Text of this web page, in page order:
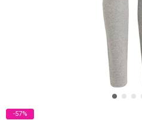
-57%